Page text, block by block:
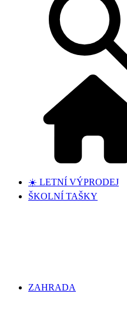
☀️ LETNÍ VÝPRODEJ
ŠKOLNÍ TAŠKY
ZAHRADA